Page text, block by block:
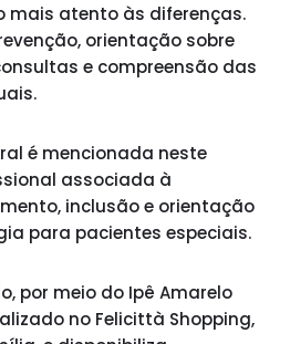
mais atento às diferenças.
orientação sobre
e compreensão das
é mencionada neste
associada à
inclusão e orientação
para pacientes especiais.
por meio do Ipê Amarelo
no Felicittà Shopping,